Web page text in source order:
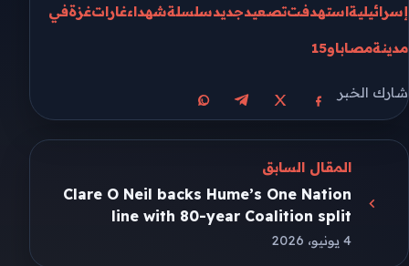
إسرائيليةاستهدفتتصعيدجديدسلسلةشهداءغاراتغزةفي
مدينةمصاباو15
شارك الخبر
مشاركة على فيسبوك
مشاركة على Xمشاركة على تيليجرام
مشاركة على واتساب
المقال السابق
Clare O Neil backs Hume’s One Nation
line with 80-year Coalition split
4 يونيو، 2026